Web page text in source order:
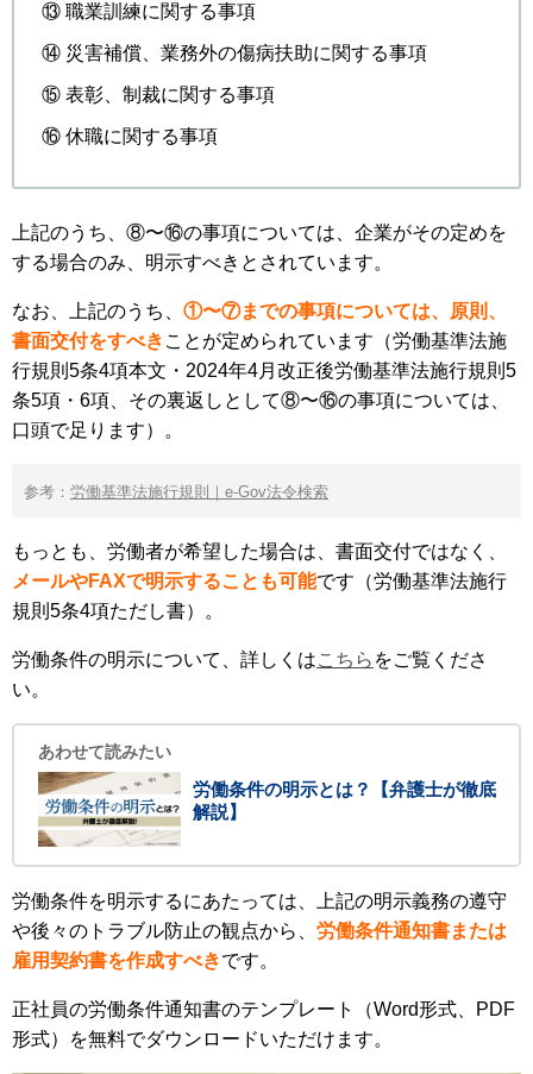
⑬ 職業訓練に関する事項
⑭ 災害補償、業務外の傷病扶助に関する事項
⑮ 表彰、制裁に関する事項
⑯ 休職に関する事項
上記のうち、⑧〜⑯の事項については、企業がその定めを
する場合のみ、明示すべきとされています。
なお、上記のうち、 ①〜⑦までの事項については、原則、
書面交付をすべき ことが定められています（労働基準法施
行規則5条4項本文・2024年4月改正後労働基準法施行規則5
条5項・6項、その裏返しとして⑧〜⑯の事項については、
口頭で足ります）。
参考： 労働基準法施行規則｜e-Gov法令検索
もっとも、労働者が希望した場合は、書面交付ではなく、
メールやFAXで明示することも可能です（労働基準法施行
規則5条4項ただし書）。
労働条件の明示について、詳しくはこちら をご覧くださ
い。
あわせて読みたい
労働条件の明示とは？【弁護士が徹底
解説】
労働条件を明示するにあたっては、上記の明示義務の遵守
や後々のトラブル防止の観点から、 労働条件通知書または
雇用契約書を作成すべきです。
正社員の労働条件通知書のテンプレート（Word形式、PDF
形式）を無料でダウンロードいただけます。